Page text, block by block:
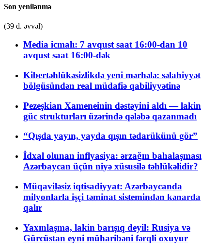
Son yenilənmə
(39 d. əvvəl)
Media icmalı: 7 avqust saat 16:00-dan 10
avqust saat 16:00-dək
Kibertəhlükəsizlikdə yeni mərhələ: səlahiyyət
bölgüsündən real müdafiə qabiliyyətinə
Pezeşkian Xameneinin dəstəyini aldı — lakin
güc strukturları üzərində qələbə qazanmadı
“Qışda yayın, yayda qışın tədarükünü gör”
İdxal olunan inflyasiya: ərzağın bahalaşması
Azərbaycan üçün niyə xüsusilə təhlükəlidir?
Müqaviləsiz iqtisadiyyat: Azərbaycanda
milyonlarla işçi təminat sistemindən kənarda
qalır
Yaxınlaşma, lakin barışıq deyil: Rusiya və
Gürcüstan eyni müharibəni fərqli oxuyur